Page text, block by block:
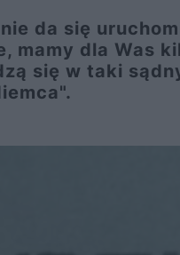
da się
mamy dla Was
się w taki